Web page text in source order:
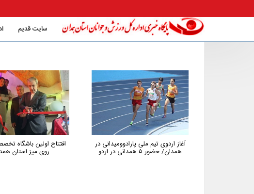
سایت قدیم
آغاز اردوی تیم ملی پارادوومیدانی در افتتاح اولین باشگاه تخصصی تنیس
روی میز استان همدان